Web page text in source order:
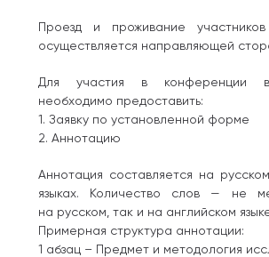
Проезд и проживание
осуществляется направляющей
Для участия в конференции
необходимо предоставить:
1. Заявку по установленной форме
2. Аннотацию
Аннотация составляется на
языках. Количество слов — не
на русском, так и на английском
Примерная структура аннотации:
1 абзац – Предмет и методология